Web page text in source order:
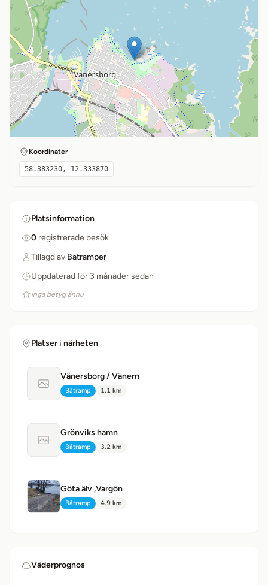
Koordinater
58.383230, 12.333870
Platsinformation
0 registrerade besök
Tillagd av Batramper
Uppdaterad för 3 månader sedan
Inga betyg ännu
Platser i närheten
Ingen bild tillgänglig
Vänersborg / Vänern
Typ:
Båtramp Avstånd:
1.1 km
Ingen bild tillgänglig
Grönviks hamn
Typ:
Båtramp Avstånd:
3.2 km
Göta älv ,Vargön
Typ:
Båtramp Avstånd:
4.9 km
Väderprognos